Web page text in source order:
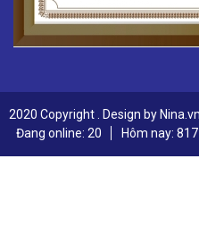
2020 Copyright . Design by Nina.vn
Đang online: 20
Hôm nay: 817